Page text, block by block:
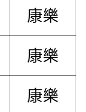
康樂
康樂
康樂